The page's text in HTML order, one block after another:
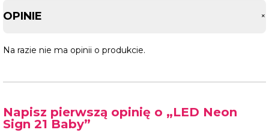
OPINIE +
Na razie nie ma opinii o produkcie.
Napisz pierwszą opinię o „LED Neon
Sign 21 Baby”